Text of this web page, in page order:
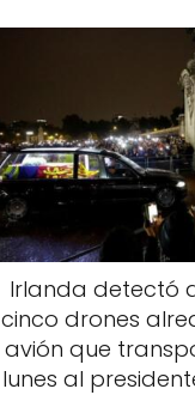
Irlanda detectó
cinco drones
avión que
lunes al